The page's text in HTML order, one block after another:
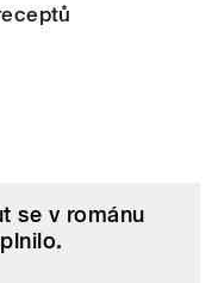
se v románu